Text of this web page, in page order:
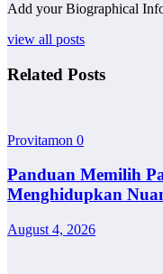
Add your Biographical
view all posts
Related Posts
Provitamon 0
Panduan Memilih
Menghidupkan
August 4, 2026